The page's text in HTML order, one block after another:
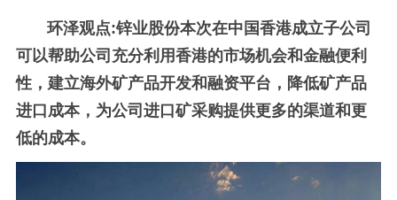
环泽观点:锌业股份本次在中国香港成立子公司
可以帮助公司充分利用香港的市场机会和金融便利
性，建立海外矿产品开发和融资平台，降低矿产品
进口成本，为公司进口矿采购提供更多的渠道和更
低的成本。